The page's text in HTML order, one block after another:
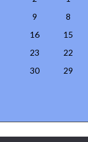
8
9
15
16
22
23
29
30